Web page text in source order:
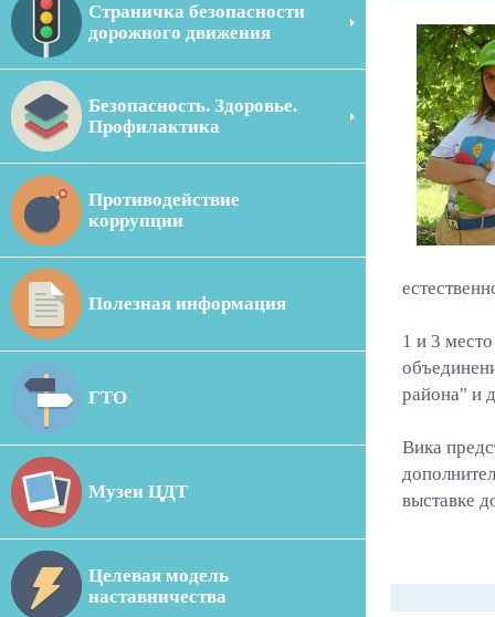
Страничка безопасности
дорожного движения
Безопасность. Здоровье.
Профилактика
Противодействие
коррупции
Полезная информация
ГТО
Музеи ЦДТ
Целевая модель
наставничества
1 и 3
района" и
Вика
выставке